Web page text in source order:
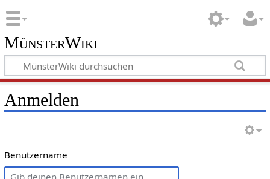
MünsterWiki
Anmelden
Benutzername